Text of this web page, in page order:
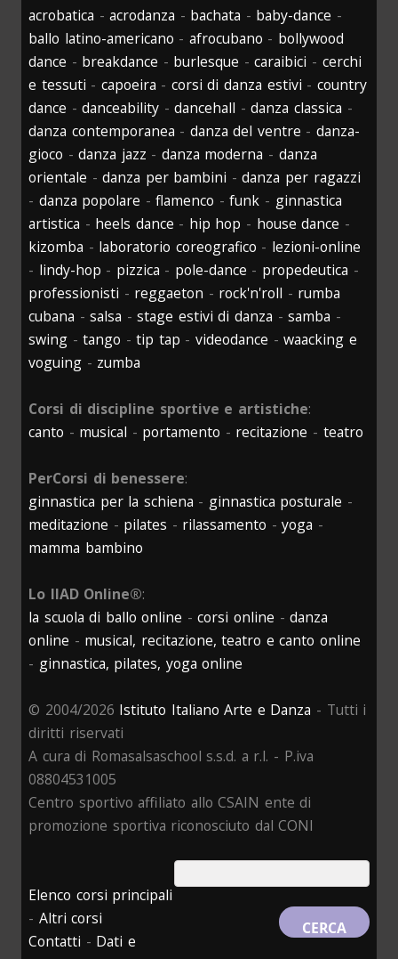
acrobatica -acrodanza - bachata - baby-dance -
ballo latino-americano - afrocubano - bollywood
dance - breakdance - burlesque -caraibici - cerchi
e tessuti - capoeira - corsi di danza estivi - country
dance -danceability -dancehall -danza classica -
danza contemporanea - danza del ventre -danza-
gioco -danza jazz - danza moderna - danza
orientale -danza per bambini -danza per ragazzi
- danza popolare -flamenco -funk - ginnastica
artistica - heels dance - hip hop - house dance -
kizomba - laboratorio coreografico - lezioni-online
- lindy-hop - pizzica - pole-dance - propedeutica -
professionisti - reggaeton - rock'n'roll - rumba
cubana -salsa -stage estivi di danza -samba -
swing -tango -tip tap -videodance -waacking e
voguing - zumba
Corsi di discipline sportive e artistiche:
canto - musical - portamento - recitazione - teatro
PerCorsi di benessere:
ginnastica per la schiena - ginnastica posturale -
meditazione - pilates - rilassamento -yoga -
mamma bambino
Lo IIAD Online®:
la scuola di ballo online -corsi online -danza
online - musical, recitazione, teatro e canto online
- ginnastica, pilates, yoga online
© 2004/2026 Istituto Italiano Arte e Danza - Tutti i
diritti riservati
A cura di Romasalsaschool s.s.d. a r.l. - P.iva
08804531005
Centro sportivo affiliato allo CSAIN ente di
promozione sportiva riconosciuto dal CONI
Elenco corsi principali
- Altri corsi
Contatti - Dati e